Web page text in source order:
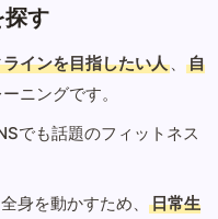
探す
インを目指したい人 、
自
ニングです。
でも話題のフィットネス
身を動かすため、
日常生